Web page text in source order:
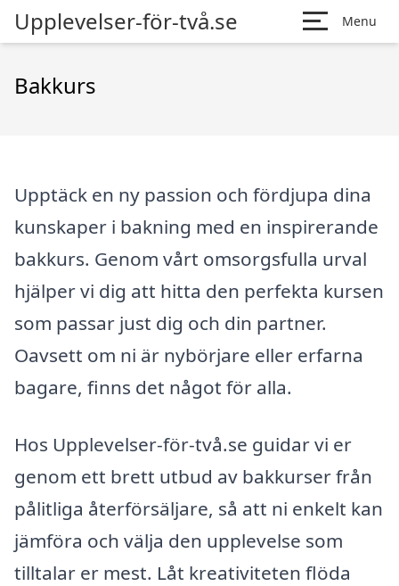
Upplevelser-för-två.se Menu
Bakkurs
Upptäck en ny passion och fördjupa dina
kunskaper i bakning med en inspirerande
bakkurs. Genom vårt omsorgsfulla urval
hjälper vi dig att hitta den perfekta kursen
som passar just dig och din partner.
Oavsett om ni är nybörjare eller erfarna
bagare, finns det något för alla.
Hos Upplevelser-för-två.se guidar vi er
genom ett brett utbud av bakkurser från
pålitliga återförsäljare, så att ni enkelt kan
jämföra och välja den upplevelse som
tilltalar er mest. Låt kreativiteten flöda